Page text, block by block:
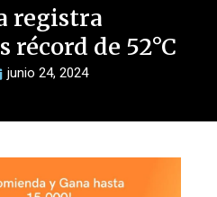
registra
de 52°C
junio 24, 2024